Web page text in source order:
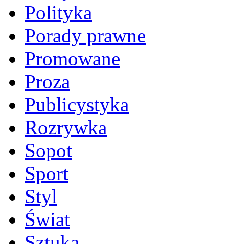
Polityka
Porady prawne
Promowane
Proza
Publicystyka
Rozrywka
Sopot
Sport
Styl
Świat